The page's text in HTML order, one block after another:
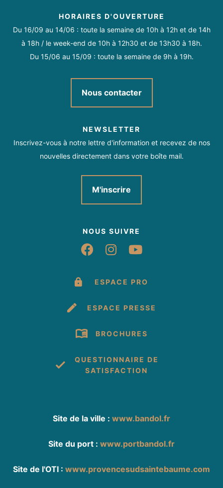
Télévision Micro-ondes
HORAIRES D'OUVERTURE
Du 16/09 au 14/06 : toute la semaine de 10h à 12h et de 14h
à 18h / le week-end de 10h à 12h30 et de 13h30 à 18h.
Du 15/06 au 15/09 : toute la semaine de 9h à 19h.
Nous contacter
NEWSLETTER
Inscrivez-vous à notre lettre d'information et recevez de nos
nouvelles directement dans votre boîte mail.
M'inscrire
NOUS SUIVRE
Suivez-nous sur
Suivez-nous sur
Suivez-nous
ESPACE PRO
ESPACE PRESSE
BROCHURES
QUESTIONNAIRE DE
SATISFACTION
Site de la ville : www.bandol.fr
Site du port : www.portbandol.fr
Site de l'OTI : www.provencesudsaintebaume.com